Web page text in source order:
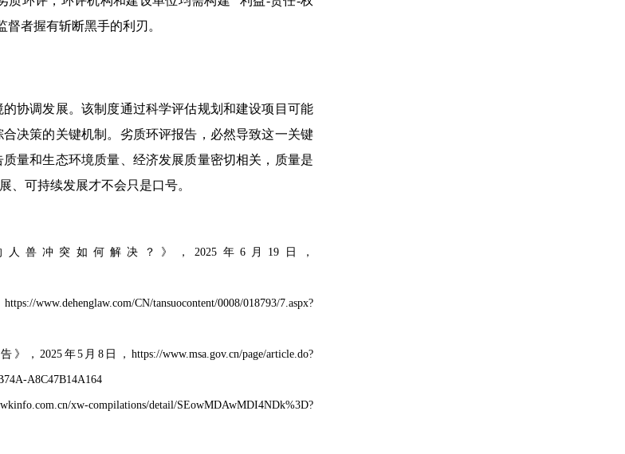
者握有斩断黑手的利刃。
协调发展‌。该制度通过科学评估规划和建设项目可能
决策的关键机制。劣质环评报告，必然导致这一关键
量和生态环境质量、经济发展质量密切相关，质量是
、可持续发展才不会只是口号。
兽冲突如何解决？》，2025年6月19日，
CN/tansuocontent/0008/018793/7.aspx?
年5月8日，https://www.msa.gov.cn/page/article.do?
A8C47B14A164
xw-compilations/detail/SEowMDAwMDI4NDk%3D?